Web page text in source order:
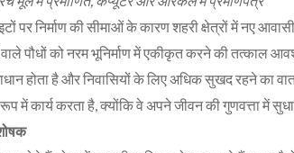
पर निर्माण की सीमाओं के कारण शहरी क्षेत्रों में नए
पौधों को नरम भूनिर्माण में एकीकृत करने की तत्काल
होता है और निवासियों के लिए अधिक सुखद रहने का
में कार्य करता है, क्योंकि वे अपने जीवन की गुणवत्ता में